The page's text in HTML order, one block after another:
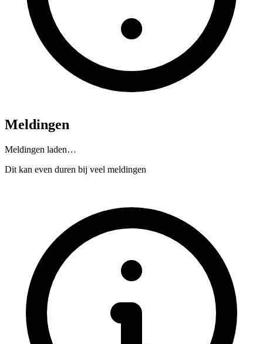
Meldingen
Meldingen laden…
Dit kan even duren bij veel meldingen